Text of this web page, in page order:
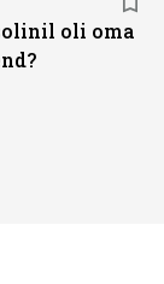
oli oma